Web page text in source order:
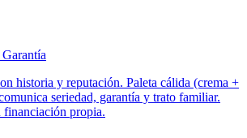
historia y reputación. Paleta cálida (crema +
seriedad, garantía y trato familiar.
financiación propia.